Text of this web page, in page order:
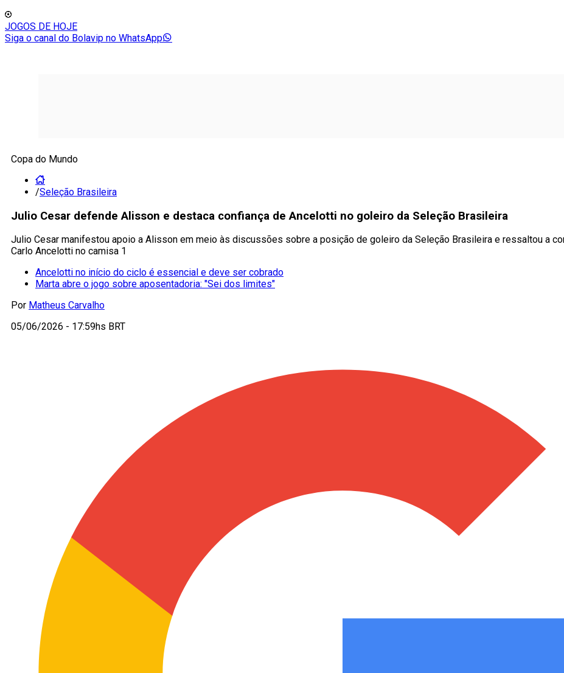
JOGOS DE HOJE
Siga o canal do Bolavip no WhatsApp
Copa do Mundo
/Seleção Brasileira
Julio Cesar defende Alisson e destaca confiança de Ancelotti no goleiro da Seleção Brasileira
Julio Cesar manifestou apoio a Alisson em meio às discussões sobre a posição de goleiro da Seleção Brasileira e ressaltou a
Carlo Ancelotti no camisa 1
Ancelotti no início do ciclo é essencial e deve ser cobrado
Marta abre o jogo sobre aposentadoria: "Sei dos limites"
Por Matheus Carvalho
05/06/2026 - 17:59hs BRT